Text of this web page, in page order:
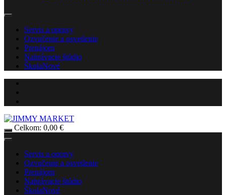
Servis a opravy
Ozvučenie a osvetlenie
Prenájom
Nahrávacie štúdio
ŠkolaNové
Celkom: 0,00 €
Servis a opravy
Ozvučenie a osvetlenie
Prenájom
Nahrávacie štúdio
ŠkolaNové